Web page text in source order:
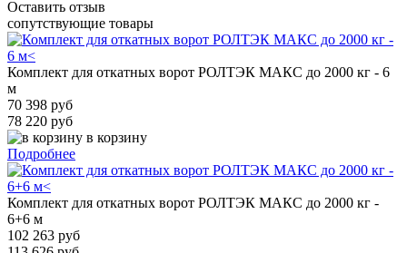
Оставить отзыв
сопутствующие товары
Комплект для откатных ворот РОЛТЭК МАКС до 2000 кг - 6
м
70 398 руб
78 220 руб
в корзину
Подробнее
Комплект для откатных ворот РОЛТЭК МАКС до 2000 кг -
6+6 м
102 263 руб